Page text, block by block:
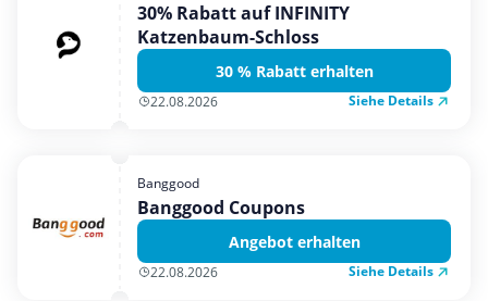
30% Rabatt auf INFINITY
Katzenbaum-Schloss
30 % Rabatt erhalten
22.08.2026 Siehe Details
Banggood
Banggood Coupons
Angebot erhalten
22.08.2026 Siehe Details